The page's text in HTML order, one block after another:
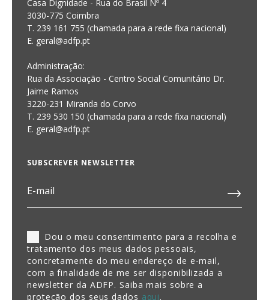
Casa Dignidade - Rua do Brasil Nº 4
3030-775 Coimbra
T. 239 161 755 (chamada para a rede fixa nacional)
E. geral@adfp.pt
Administração:
Rua da Associação - Centro Social Comunitário Dr.
Jaime Ramos
3220-231 Miranda do Corvo
T. 239 530 150 (chamada para a rede fixa nacional)
E. geral@adfp.pt
SUBSCREVER NEWSLETTER
Dou o meu consentimento para a recolha e
tratamento dos meus dados pessoais,
concretamente do meu endereço de e-mail,
com a finalidade de me ser disponibilizada a
newsletter da ADFP. Saiba mais sobre a
proteção dos seus dados aqui.